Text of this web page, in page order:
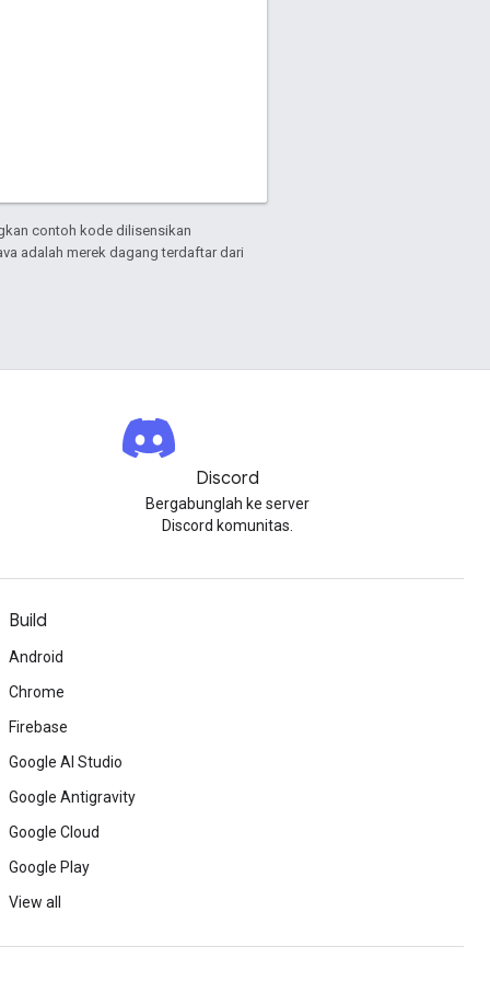
contoh kode dilisensikan
adalah merek dagang terdaftar dari
Discord
Bergabunglah ke server
Discord komunitas.
Build
Android
Chrome
Firebase
Google AI Studio
Google Antigravity
Google Cloud
Google Play
View all